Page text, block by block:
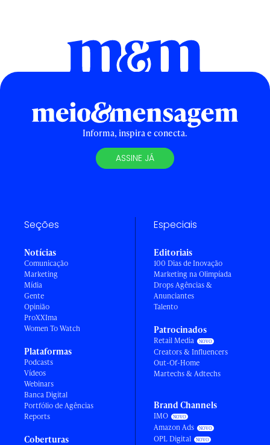
Informa, inspira e conecta.
ASSINE JÁ
Seções
Notícias
Comunicação
Marketing
Mídia
Gente
Opinião
ProXXIma
Women To Watch
Plataformas
Podcasts
Vídeos
Webinars
Banca Digital
Portfólio de Agências
Reports
Coberturas
Especiais
Editoriais
100 Dias de Inovação
Marketing na Olimpíada
Drops Agências &
Anunciantes
Talento
Patrocinados
Retail Media
Creators & Influencers
Out-Of-Home
Martechs & Adtechs
Brand Channels
IMO
Amazon Ads
OPL Digital